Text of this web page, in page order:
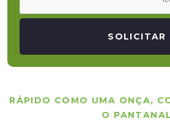
SOLICITAR
RÁPIDO COMO UMA ONÇA,
O PANTANAL